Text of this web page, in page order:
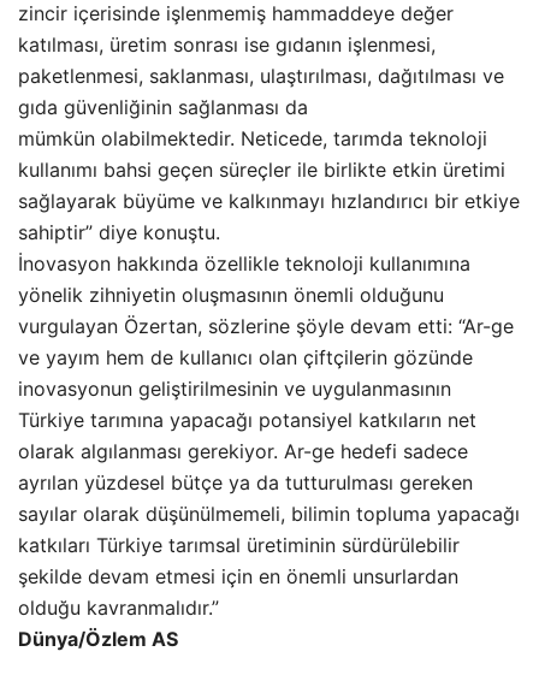
zincir içerisinde işlenmemiş hammaddeye değer
katılması, üretim sonrası ise gıdanın işlenmesi,
paketlenmesi, saklanması, ulaştırılması, dağıtılması ve
gıda güvenliğinin sağlanması da
mümkün olabilmektedir. Neticede, tarımda teknoloji
kullanımı bahsi geçen süreçler ile birlikte etkin üretimi
sağlayarak büyüme ve kalkınmayı hızlandırıcı bir etkiye
sahiptir” diye konuştu.
İnovasyon hakkında özellikle teknoloji kullanımına
yönelik zihniyetin oluşmasının önemli olduğunu
vurgulayan Özertan, sözlerine şöyle devam etti: “Ar-ge
ve yayım hem de kullanıcı olan çiftçilerin gözünde
inovasyonun geliştirilmesinin ve uygulanmasının
Türkiye tarımına yapacağı potansiyel katkıların net
olarak algılanması gerekiyor. Ar-ge hedefi sadece
ayrılan yüzdesel bütçe ya da tutturulması gereken
sayılar olarak düşünülmemeli, bilimin topluma yapacağı
katkıları Türkiye tarımsal üretiminin sürdürülebilir
şekilde devam etmesi için en önemli unsurlardan
olduğu kavranmalıdır.”
Dünya/Özlem AS